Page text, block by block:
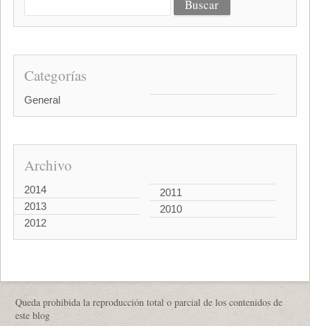
Categorías
General
Archivo
2014
2013
2012
2011
2010
Queda prohibida la reproducción total o parcial de los contenidos de
este blog